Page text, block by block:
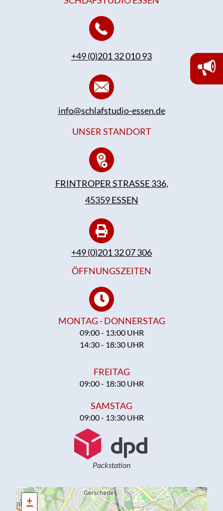
+49 (0)201 32 010 93
info@schlafstudio-essen.de
UNSER STANDORT
FRINTROPER STRASSE 336,
45359 ESSEN
+49 (0)201 32 07 306
ÖFFNUNGSZEITEN
MONTAG - DONNERSTAG
09:00 - 13:00 UHR
14:30 - 18:30 UHR
FREITAG
09:00 - 18:30 UHR
SAMSTAG
09:00 - 13:30 UHR
Packstation
+
+